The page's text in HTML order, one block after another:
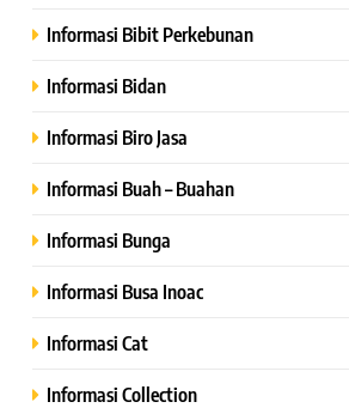
Informasi Bibit Perkebunan
Informasi Bidan
Informasi Biro Jasa
Informasi Buah – Buahan
Informasi Bunga
Informasi Busa Inoac
Informasi Cat
Informasi Collection